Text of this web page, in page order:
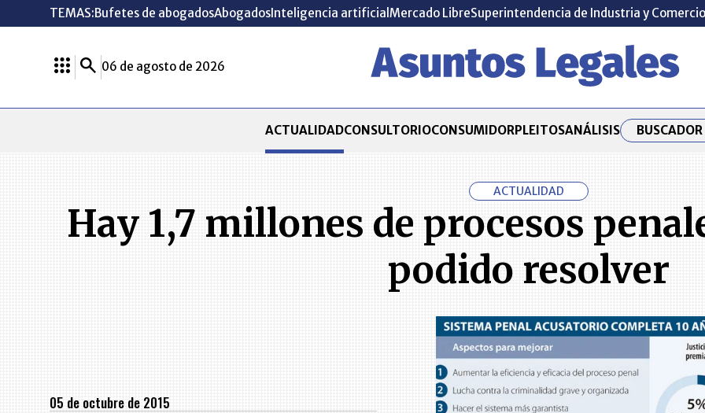
TEMAS:Bufetes de abogadosAbogadosInteligencia artificial Mercado LibreSuperintendencia de Industria y Comercio
06 de agosto de 2026
ACTUALIDADCONSULTORIOCONSUMIDORPLEITOSANÁLISIS
ACTUALIDAD
Hay 1,7 millones de procesos
podido resolver
05 de octubre de 2015